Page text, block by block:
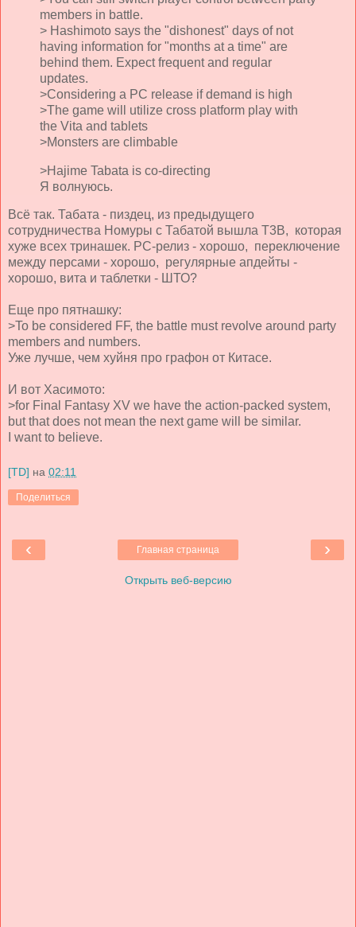
members in battle.
> Hashimoto says the "dishonest" days of not
having information for "months at a time" are
behind them. Expect frequent and regular
updates.
>Considering a PC release if demand is high
>The game will utilize cross platform play with
the Vita and tablets
>Monsters are climbable
>Hajime Tabata is co-directing
Я волнуюсь.
Всё так. Табата - пиздец, из предыдущего
сотрудничества Номуры с Табатой вышла Т3В, которая
хуже всех тринашек. РС-релиз - хорошо, переключение
между персами - хорошо, регулярные апдейты -
хорошо, вита и таблетки - ШТО?
Еще про пятнашку:
>To be considered FF, the battle must revolve around party
members and numbers.
Уже лучше, чем хуйня про графон от Китасе.
И вот Хасимото:
>for Final Fantasy XV we have the action-packed system,
but that does not mean the next game will be similar.
I want to believe.
[TD] на 02:11
Поделиться
‹ ›
Главная страница
Открыть веб-версию